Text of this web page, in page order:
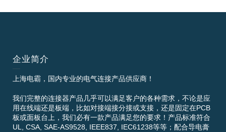
企业简介
上海电霸，国内专业的电气连接产品供应商！
我们完整的连接器产品几乎可以满足客户的各种需求，不论是应
用在线端还是板端，比如对接端接分接或支接，还是固定在PCB
板或面板台上，我们必有一款产品满足您的要求！产品标准符合
UL, CSA, SAE-AS9528, IEEE837, IEC61238等等；配合导电膏